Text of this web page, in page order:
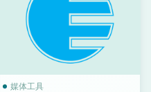
媒体工具